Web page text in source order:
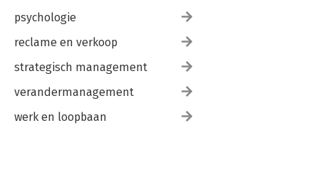
psychologie
reclame en verkoop
strategisch management
verandermanagement
werk en loopbaan